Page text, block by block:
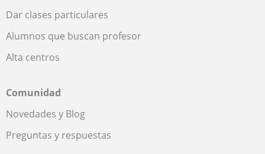
Dar clases particulares
Alumnos que buscan profesor
Alta centros
Comunidad
Novedades y Blog
Preguntas y respuestas